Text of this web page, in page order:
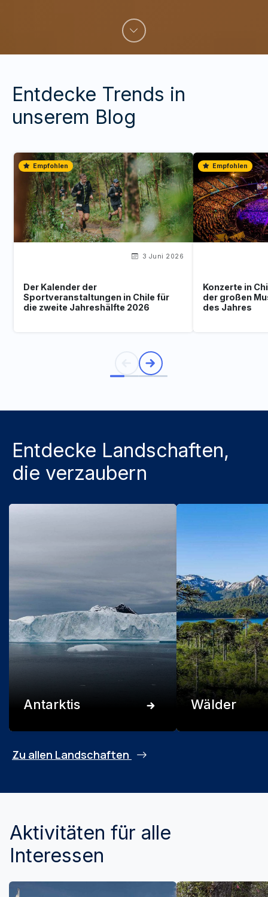
Entdecke Trends in
unserem Blog
Empfohlen
3 Juni 2026
Der Kalender der
Sportveranstaltungen in Chile für
die zweite Jahreshälfte 2026
Empfohlen
Konzerte in
der großen
des Jahres
Entdecke Landschaften,
die verzaubern
Antarktis Wälder
Zu allen Landschaften
Aktivitäten für alle
Interessen